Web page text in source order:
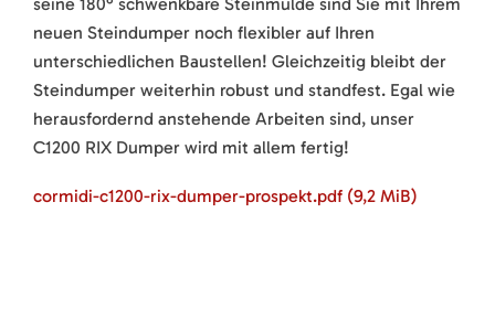
seine 180° schwenkbare Steinmulde sind Sie mit Ihrem
neuen Steindumper noch flexibler auf Ihren
unterschiedlichen Baustellen! Gleichzeitig bleibt der
Steindumper weiterhin robust und standfest. Egal wie
herausfordernd anstehende Arbeiten sind, unser
C1200 RIX Dumper wird mit allem fertig!
cormidi-c1200-rix-dumper-prospekt.pdf (9,2 MiB)